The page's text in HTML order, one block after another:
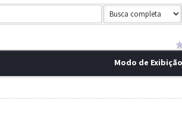
Modo de